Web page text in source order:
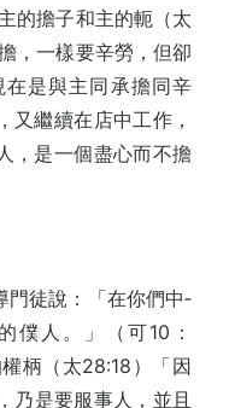
的擔子和主的軛（太
，一樣要辛勞，但卻
是與主同承擔同辛
又繼續在店中工作，
，是一個盡心而不擔
門徒說：「在你們中­
僕人。」（可10：
柄（太28:18）「因
乃是要服事人，並且